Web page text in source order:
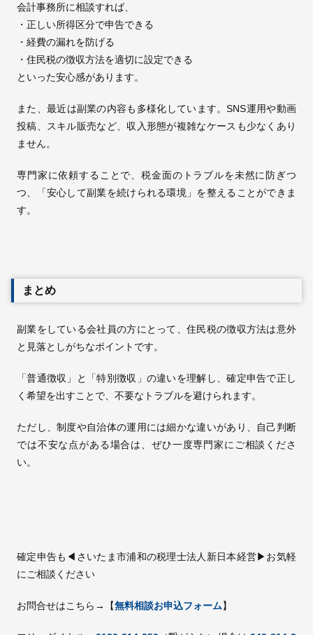
会計事務所に相談すれば、
・正しい所得区分で申告できる
・経費の漏れを防げる
・住民税の徴収方法を適切に設定できる
といった安心感があります。
また、最近は副業の内容も多様化しています。SNS運用や動画
投稿、スキル販売など、収入形態が複雑なケースも少なくあり
ません。
専門家に依頼することで、税金面のトラブルを未然に防ぎつ
つ、「安心して副業を続けられる環境」を整えることができま
す。
まとめ
副業をしている会社員の方にとって、住民税の徴収方法は意外
と見落としがちなポイントです。
「普通徴収」と「特別徴収」の違いを理解し、確定申告で正し
く希望を出すことで、不要なトラブルを避けられます。
ただし、制度や自治体の運用には細かな違いがあり、自己判断
では不安な点がある場合は、ぜひ一度専門家にご相談くださ
い。
確定申告も◀さいたま市浦和の税理士法人新日本経営▶お気軽
にご相談ください
お問合せはこちら→【無料相談お申込フォーム】